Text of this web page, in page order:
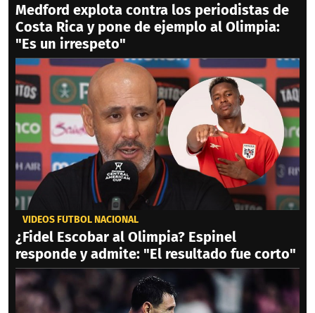
Medford explota contra los periodistas de
Costa Rica y pone de ejemplo al Olimpia:
"Es un irrespeto"
VIDEOS FÚTBOL NACIONAL
¿Fidel Escobar al Olimpia? Espinel
responde y admite: "El resultado fue corto"